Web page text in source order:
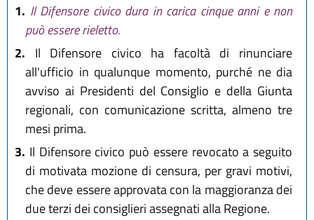
1. Il Difensore civico dura in carica cinque anni e non
può essere rieletto.
2. Il Difensore civico ha facoltà di rinunciare
all'ufficio in qualunque momento, purché ne dia
avviso ai Presidenti del Consiglio e della Giunta
regionali, con comunicazione scritta, almeno tre
mesi prima.
3. Il Difensore civico può essere revocato a seguito
di motivata mozione di censura, per gravi motivi,
che deve essere approvata con la maggioranza dei
due terzi dei consiglieri assegnati alla Regione.